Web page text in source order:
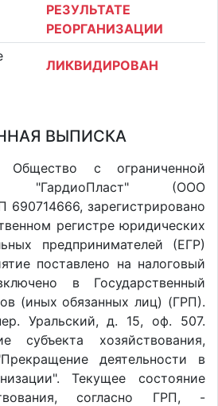
РЕЗУЛЬТАТЕ
РЕОРГАНИЗАЦИИ
ЛИКВИДИРОВАН
ВЫПИСКА
Общество с ограниченной
"ГардиоПласт" (ООО
690714666, зарегистрировано
регистре юридических
предпринимателей (ЕГР)
поставлено на налоговый
в Государственный
(иных обязанных лиц) (ГРП).
Уральский, д. 15, оф. 507.
субъекта хозяйствования,
деятельности в
Текущее состояние
согласно ГРП, -